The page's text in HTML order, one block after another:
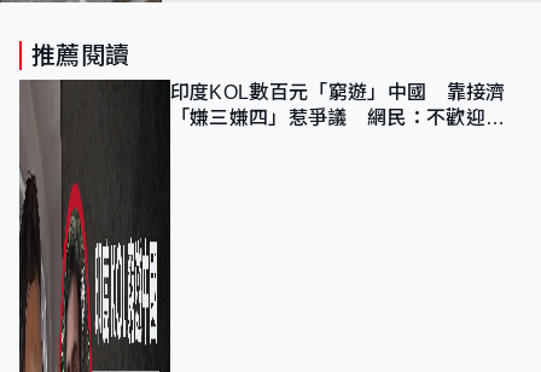
推薦閱讀
印度KOL數百元「窮遊」中國 靠接濟
「嫌三嫌四」惹爭議 網民：不歡迎劣